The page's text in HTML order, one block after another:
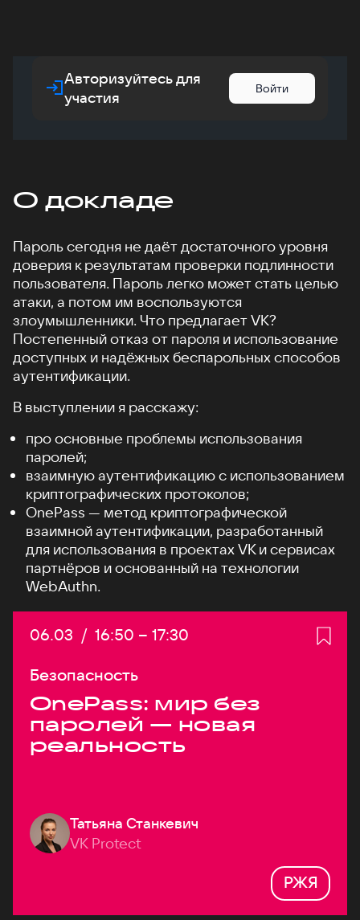
Авторизуйтесь для
участия
Войти
О докладе
Пароль сегодня не даёт достаточного уровня
доверия к результатам проверки подлинности
пользователя. Пароль легко может стать целью
атаки, а потом им воспользуются
злоумышленники. Что предлагает VK?
Постепенный отказ от пароля и использование
доступных и надёжных беспарольных способов
аутентификации.
В выступлении я расскажу:
про основные проблемы использования
паролей;
взаимную аутентификацию с использованием
криптографических протоколов;
OnePass — метод криптографической
взаимной аутентификации, разработанный
для использования в проектах VK и сервисах
партнёров и основанный на технологии
WebAuthn.
Дата:
06.03 / Начало:
16:50 – Конец:
17:30
Безопасность
OnePass: мир без
паролей — новая
реальность
Татьяна Станкевич
VK Protect
РЖЯ